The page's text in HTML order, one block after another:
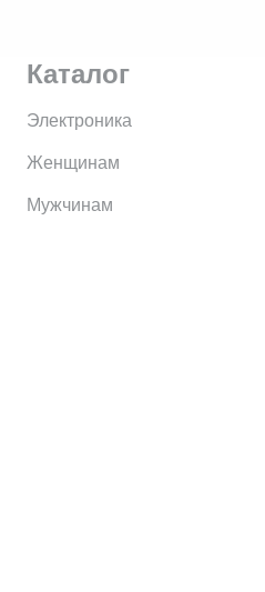
Каталог
Электроника
Женщинам
Мужчинам